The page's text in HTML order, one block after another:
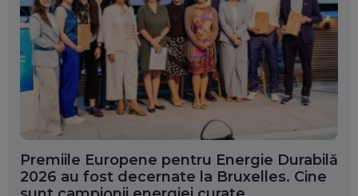
Premiile Europene pentru Energie Durabilă
2026 au fost decernate la Bruxelles. Cine